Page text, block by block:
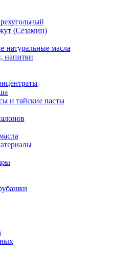
(Сезамин)
натуральные масла
напитки
и тайские пасты